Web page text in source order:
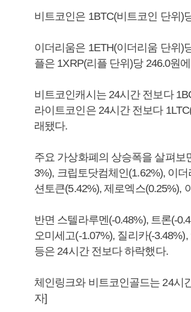
비트코인은 1BTC(비트코인 단위)
이더리움은 1ETH(이더리움 단위)
플은 1XRP(리플 단위)당 246.0원
비트코인캐시는 24시간 전보다
라이트코인은 24시간 전보다
래됐다.
주요 가상화폐의 상승폭을 살펴보
3%), 크립토닷컴체인(1.62%), 이
션토큰(5.42%), 제로엑스(0.25%),
반면 스텔라루멘(-0.48%), 트론(-
오미세고(-1.07%), 질리카(-
등은 24시간 전보다 하락했다.
체인링크와 비트코인골드는 24시
자]